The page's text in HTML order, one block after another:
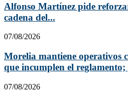
Alfonso Martínez pide
cadena del...
07/08/2026
Morelia mantiene operativos
que incumplen el
07/08/2026